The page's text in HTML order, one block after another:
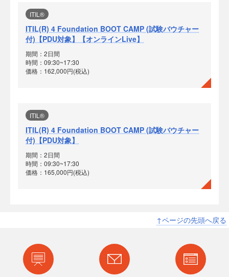
ITIL®
ITIL(R) 4 Foundation BOOT CAMP (試験バウチャー
付)【PDU対象】【オンラインLive】
期間：2日間
時間：09:30~17:30
価格：162,000円(税込)
ITIL®
ITIL(R) 4 Foundation BOOT CAMP (試験バウチャー
付)【PDU対象】
期間：2日間
時間：09:30~17:30
価格：165,000円(税込)
↑ページの先頭へ戻る